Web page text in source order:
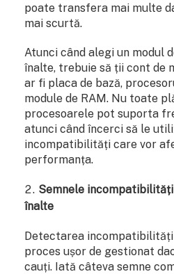
poate transfera mai multe
mai scurtă.
Atunci când alegi un modul
înalte, trebuie să ții cont de
ar fi placa de bază,
module de RAM. Nu toate
procesoarele pot suporta
atunci când încerci să le
incompatibilități care vor
performanța.
Semnele
înalte
Detectarea
proces ușor de gestionat
cauți. Iată câteva semne